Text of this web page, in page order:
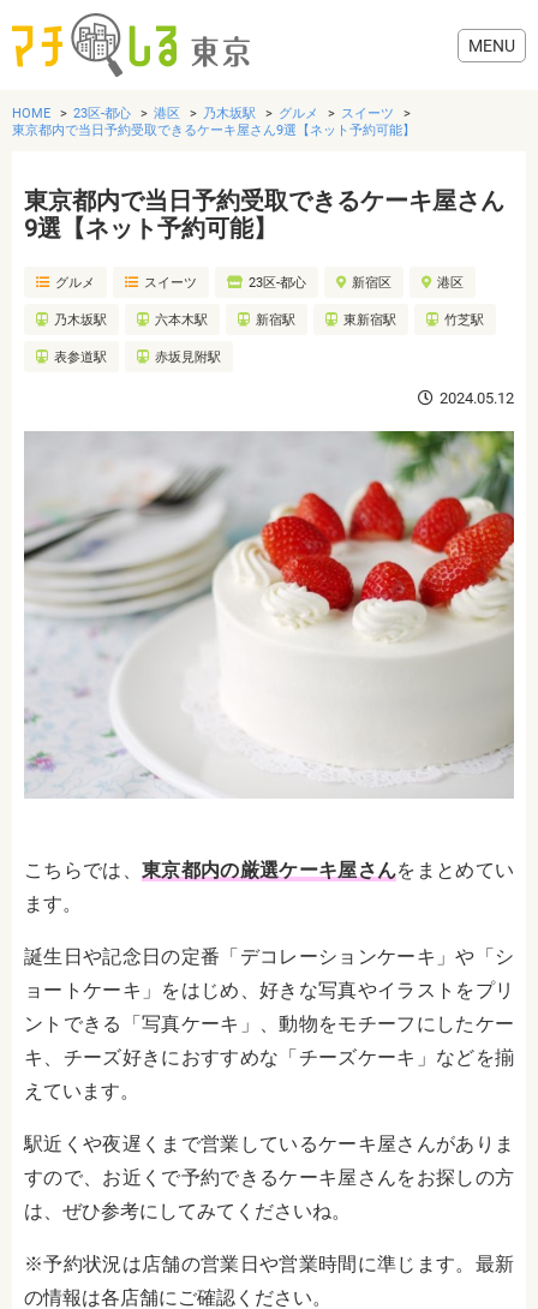
グルメ
美容・健康
歯医者・病院
おでかけ
生活
HOME 23区-都心 港区 乃木坂駅 グルメ
スイーツ
東京都内で当日予約受取できるケーキ屋さん9選【ネット予約可能】
東京都内で当日予約受取できるケーキ屋さん
9選【ネット予約可能】
グルメ スイーツ 23区-都心 新宿区 港区
乃木坂駅 六本木駅 新宿駅 東新宿駅 竹芝駅
表参道駅 赤坂見附駅
2024.05.12
こちらでは、 東京都内の厳選ケーキ屋さんをまとめてい
ます。
誕生日や記念日の定番「デコレーションケーキ」や「シ
ョートケーキ」をはじめ、好きな写真やイラストをプリ
ントできる「写真ケーキ」、動物をモチーフにしたケー
キ、チーズ好きにおすすめな「チーズケーキ」などを揃
えています。
駅近くや夜遅くまで営業しているケーキ屋さんがありま
すので、お近くで予約できるケーキ屋さんをお探しの方
は、ぜひ参考にしてみてくださいね。
※予約状況は店舗の営業日や営業時間に準じます。最新
の情報は各店舗にご確認ください。